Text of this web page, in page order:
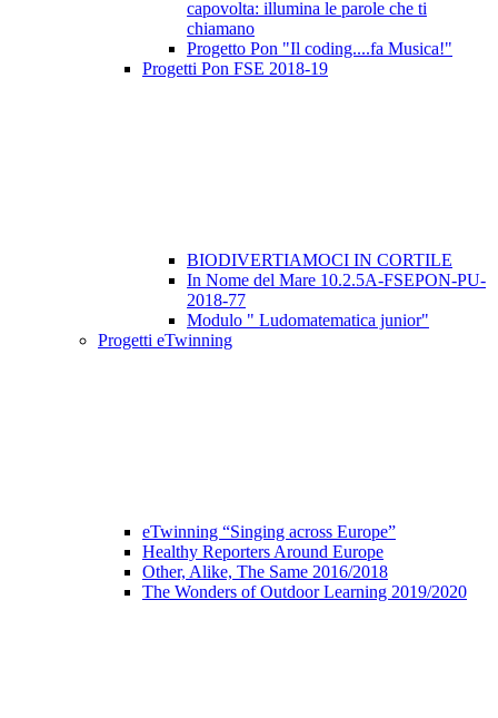
capovolta: illumina le parole che ti
chiamano
Progetto Pon "Il coding....fa Musica!"
Progetti Pon FSE 2018-19
BIODIVERTIAMOCI IN CORTILE
In Nome del Mare 10.2.5A-FSEPON-PU-
2018-77
Modulo " Ludomatematica junior"
Progetti eTwinning
eTwinning “Singing across Europe”
Healthy Reporters Around Europe
Other, Alike, The Same 2016/2018
The Wonders of Outdoor Learning 2019/2020